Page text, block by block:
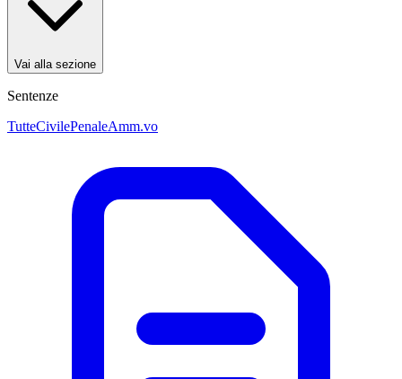
Vai alla sezione
Sentenze
TutteCivilePenaleAmm.vo